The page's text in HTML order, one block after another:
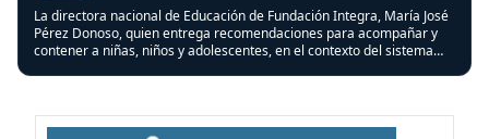
La directora nacional de Educación de Fundación Integra, María José
Pérez Donoso, quien entrega recomendaciones para acompañar y
contener a niñas, niños y adolescentes, en el contexto del sistema